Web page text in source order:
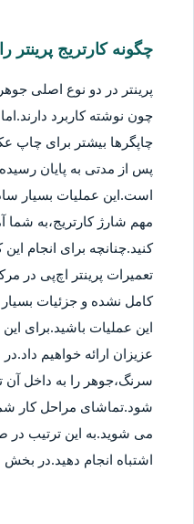
چگونه کارتریج پرینتر
پرینتر در دو نوع اصلی
چون نوشته کاربرد
چاپگرها بیشتر برای چاپ
پس از مدتی به پایان
است.این عملیات بسیار
مهم شارژ کارتریج،به
کنید.چنانچه برای انجام
تعمیرات پرینتر اچ‌پی در
کامل نشده و جزئیات بسیار
این عملیات باشید.برای
عزیزان ارائه خواهیم
سرنگ،جوهر را به داخل آن
شود.تماشای مراحل کار
می شوید.به این ترتیب در
اشتباه انجام دهید.در